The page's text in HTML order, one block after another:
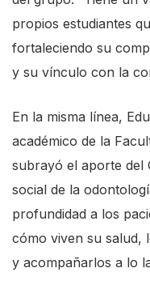
propios estudiantes
fortaleciendo su
y su vínculo con la
En la misma línea,
académico de la
subrayó el aporte del
social de la
profundidad a los
cómo viven su salud,
y acompañarlos a lo